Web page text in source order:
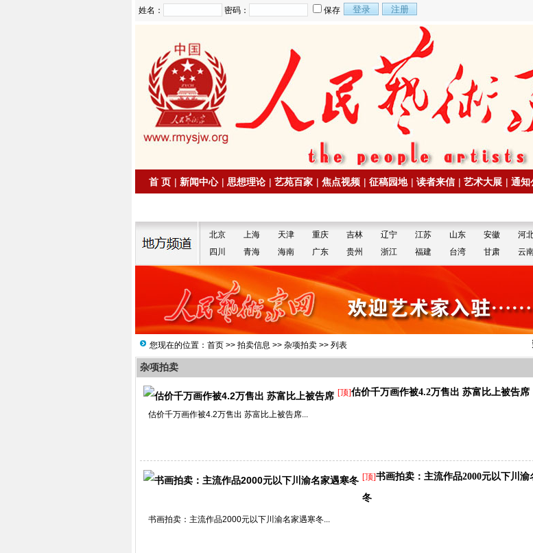
姓名： 密码： 保存
首 页 | 新闻中心 | 思想理论 | 艺苑百家 | 焦点视频 | 征稿园地 | 读者来信 | 艺术大展 | 通知
北京 上海 天津 重庆 吉林 辽宁 江苏 山东 安徽 河
四川
青海 海南 广东 贵州 浙江 福建 台湾 甘肃 云
您现在的位置： 首页 >> 拍卖信息 >> 杂项拍卖 >> 列表
杂项拍卖
[顶]估价千万画作被4.2万售出 苏富比上被告席
估价千万画作被4.2万售出 苏富比上被告席...
[顶]书画拍卖：主流作品2000元以下川渝
冬
书画拍卖：主流作品2000元以下川渝名家遇寒冬...